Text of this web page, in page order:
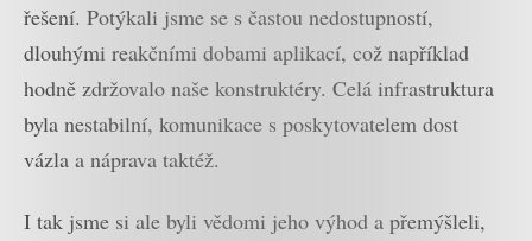
řešení. Potýkali jsme se s častou nedostupností,
dlouhými reakčními dobami aplikací, což například
hodně zdržovalo naše konstruktéry. Celá infrastruktura
byla nestabilní, komunikace s poskytovatelem dost
vázla a náprava taktéž.
I tak jsme si ale byli vědomi jeho výhod a přemýšleli,